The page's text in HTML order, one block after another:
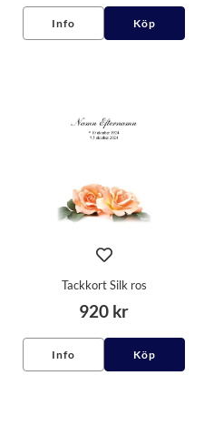
Info Köp
Tackkort Silk ros
920 kr
Info Köp